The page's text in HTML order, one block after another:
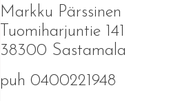
Markku Pärssinen
Tuomiharjuntie 141
38300 Sastamala
puh 0400221948